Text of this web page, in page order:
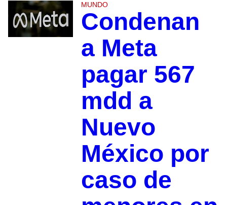
MUNDO
Condenan
a Meta
pagar 567
mdd a
Nuevo
México por
caso de